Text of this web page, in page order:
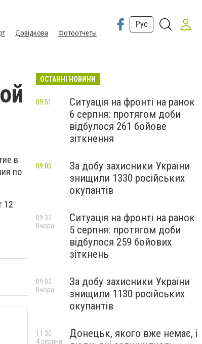
Довідкова Фотоотчеты
Рус
в
по
12
ОСТАННІ НОВИНИ
Ситуація на фронті на ранок
6 серпня: протягом доби
відбулося 261 бойове
зіткнення
09:51
За добу захисники України
знищили 1330 російських
окупантів
09:05
Ситуація на фронті на ранок
5 серпня: протягом доби
відбулося 259 бойових
зіткнень
09:32
Вчора
За добу захисники України
знищили 1130 російських
окупантів
09:02
Вчора
Донецьк, якого вже немає, і
11:30
4 серпня